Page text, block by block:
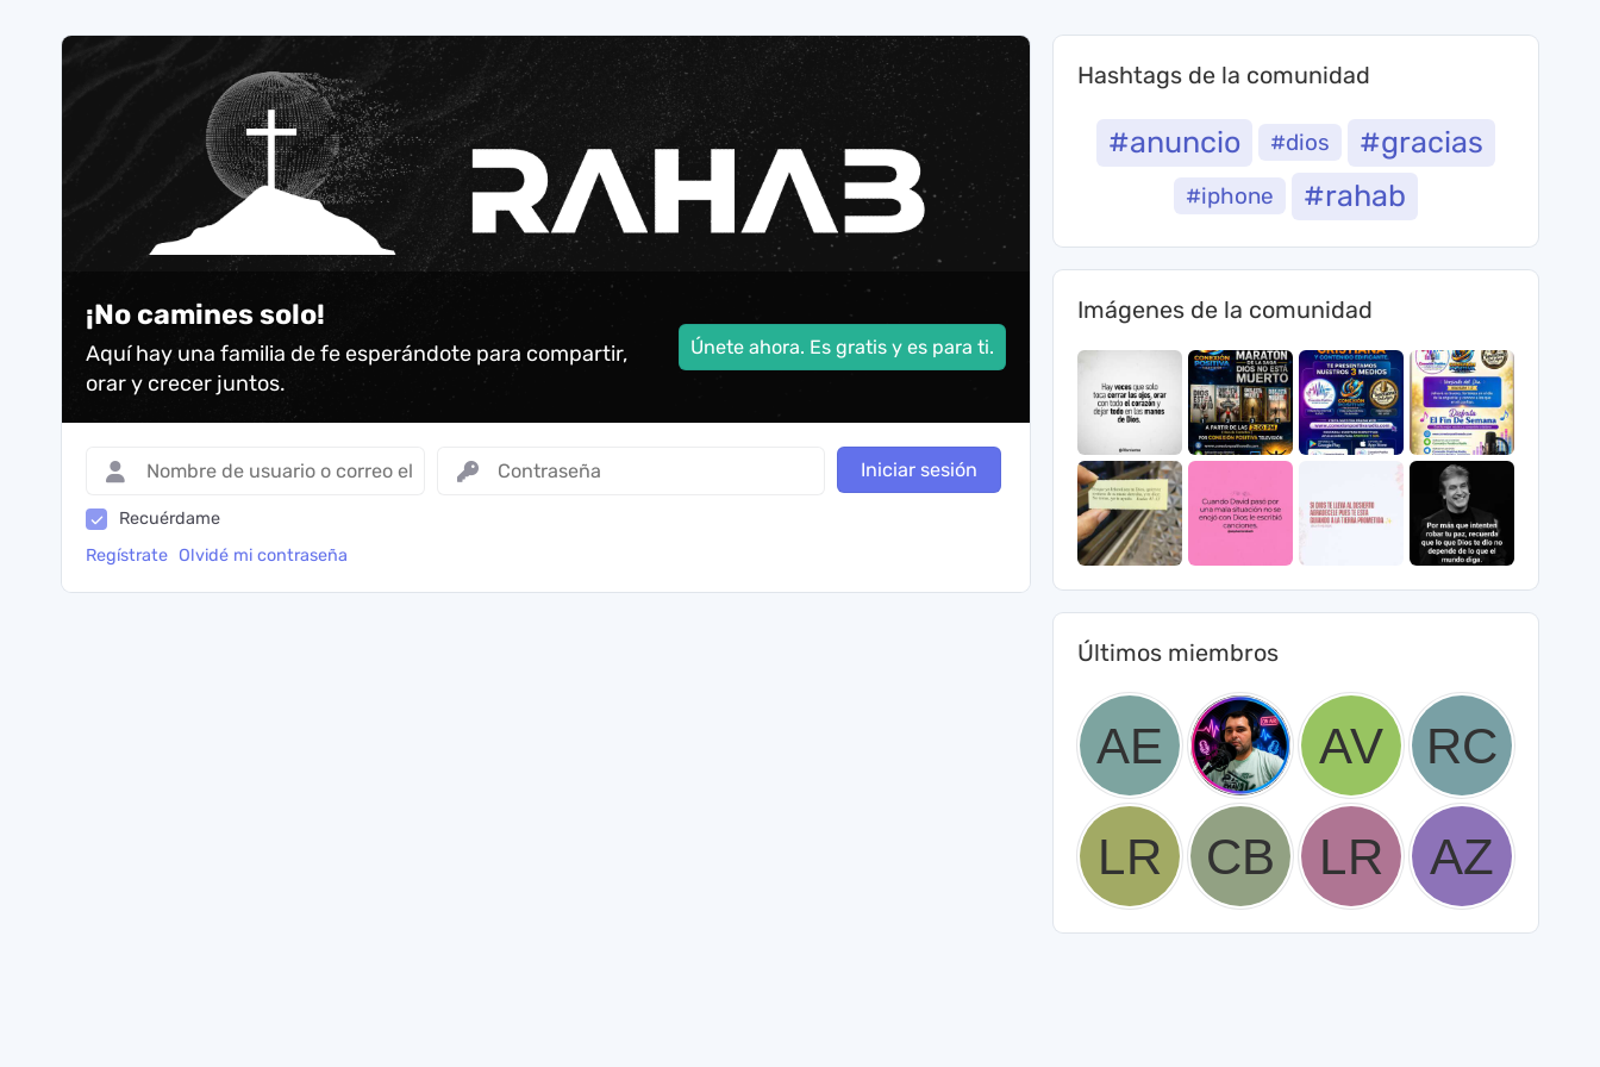
¡No camines solo!
Aquí hay una familia de fe esperándote para compartir,
orar y crecer juntos.
Únete ahora. Es gratis y es para ti.
Iniciar sesión
Recuérdame
Regístrate Olvidé mi contraseña
Hashtags de la comunidad
#anuncio #dios #gracias
#iphone #rahab
Imágenes de la comunidad
Últimos miembros